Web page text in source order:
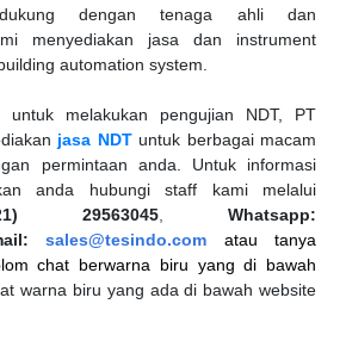
dengan tenaga ahli dan
menyediakan jasa dan instrument
automation system.
melakukan pengujian NDT, PT
jasa NDTuntuk berbagai macam
permintaan anda. Untuk informasi
anda hubungi staff kami melalui
29563045
Whatsapp:
sales@tesindo.com atau tanya
chat berwarna biru yang di bawah
warna biru yang ada di bawah website